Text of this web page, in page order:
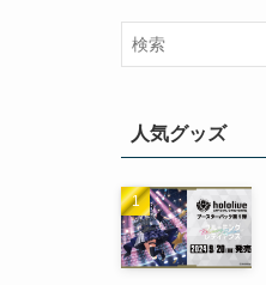
人気グッズ